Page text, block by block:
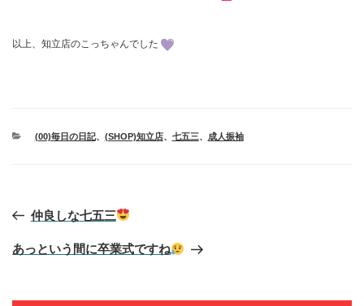
以上、知立店のこっちゃんでした
カ
(00)毎日の日記、 (SHOP)知立店、 七五三、 成人振袖
稿
ビ
仲良しな七五三
あっという間に卒業式ですね